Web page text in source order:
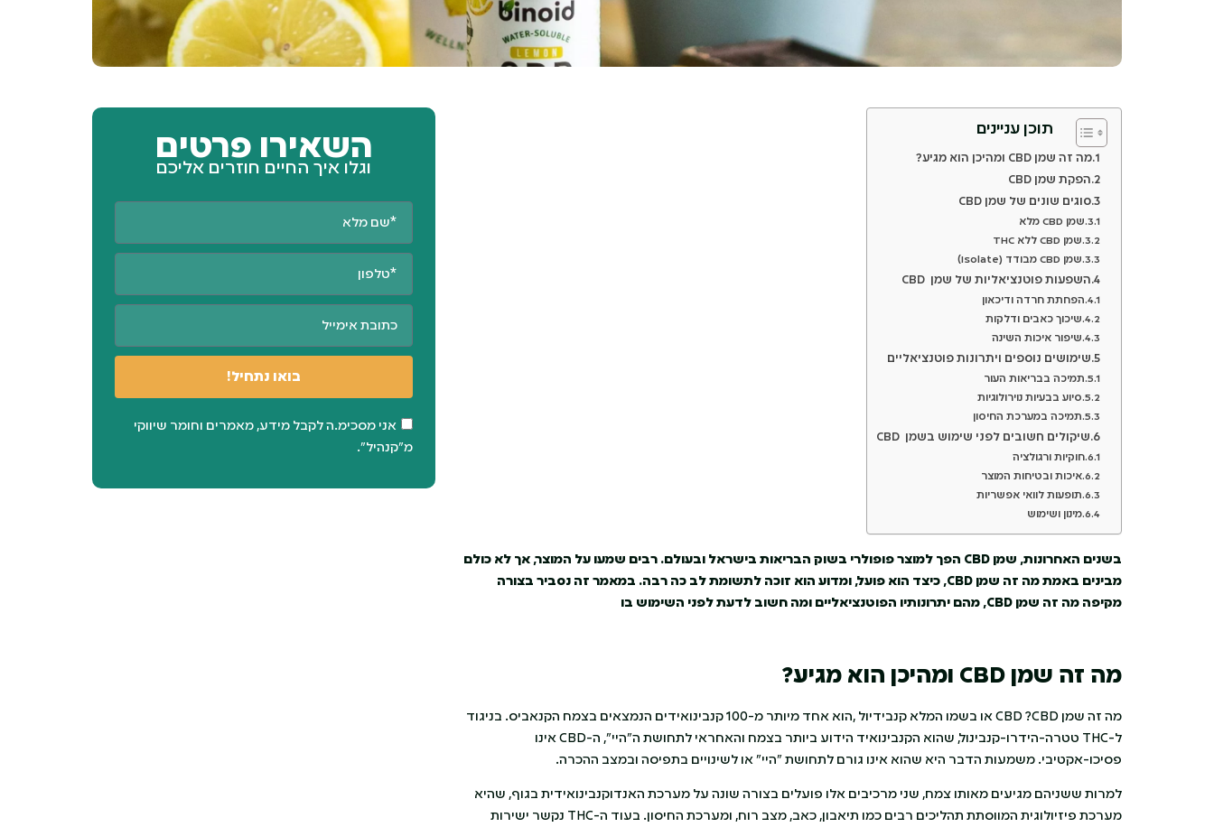
תוכן עניינים
מה זה שמן CBD ומהיכן הוא מגיע?
הפקת שמן CBD
סוגים שונים של שמן CBD
שמן CBD מלא
שמן CBD ללא THC
שמן CBD מבודד (Isolate)
השפעות פוטנציאליות של שמן CBD
הפחתת חרדה ודיכאון
שיכוך כאבים ודלקות
שיפור איכות השינה
שימושים נוספים ויתרונות פוטנציאליים
תמיכה בבריאות העור
סיוע בבעיות נוירולוגיות
תמיכה במערכת החיסון
שיקולים חשובים לפני שימוש בשמן CBD
חוקיות ורגולציה
איכות ובטיחות המוצר
תופעות לוואי אפשריות
מינון ושימוש
בשנים האחרונות, שמן
הפך למוצר פופולרי בשוק הבריאות בישראל ובעולם. רבים שמעו על המוצר, אך לא כולם
מבינים באמת מה זה שמן CBD, כיצד הוא פועל, ומדוע הוא זוכה לתשומת לב כה רבה. במאמר זה נסביר בצורה
מקיפה מה זה שמן מהם יתרונותיו הפוטנציאליים ומה חשוב לדעת לפני השימוש בו
מה זה שמן ומהיכן הוא מגיע?
מה זה שמן CBD ?CBD או בשמו המלא קנבידיול ,הוא אחד מיותר מ-100 קנבינואידים הנמצאים בצמח הקנאביס. בניגוד
ל-THC טטרה-הידרו-קנבינול, שהוא הקנבינואיד הידוע ביותר בצמח והאחראי לתחושת ה"היי", ה-CBD אינו
פסיכו-אקטיבי. משמעות הדבר היא שהוא אינו גורם לתחושת "היי" או לשינויים בתפיסה ובמצב ההכרה.
למרות ששניהם מגיעים מאותו צמח, שני מרכיבים אלו פועלים בצורה שונה על מערכת האנדוקנבינואידית בגוף, שהיא
מערכת פיזיולוגית המווסתת תהליכים רבים כמו תיאבון, כאב, מצב רוח, ומערכת החיסון. בעוד ה-THC נקשר ישירות
השאירו פרטים
וגלו איך החיים חוזרים אליכם
אני מסכימ.ה לקבל מידע, מאמרים וחומר שיווקי
מ"קנהיל".
בואו נתחיל!